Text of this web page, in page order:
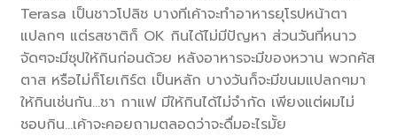
Terasa เป็นชาวโปลิช บางทีเค้าจะทำอาหารยุโรปหน้าตา
แปลกๆ แต่รสชาติก็ OK กินได้ไม่มีปัญหา ส่วนวันที่หนาว
จัดๆจะมีซุปให้กินก่อนด้วย หลังอาหารจะมีของหวาน พวกคัส
ตาส หรือไม่ก็โยเกิร์ต เป็นหลัก บางวันก็จะมีขนมแปลกๆมา
ให้กินเช่นกัน…ชา กาแฟ มีให้กินได้ไม่จำกัด เพียงแต่ผมไม่
ชอบกิน…เค้าจะคอยถามตลอดว่าจะดื่มอะไรมั้ย